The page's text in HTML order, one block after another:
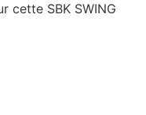
cette SBK SWING